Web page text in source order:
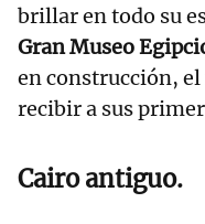
brillar en todo su
Gran Museo
en construcción, el
recibir a sus
Cairo antiguo.